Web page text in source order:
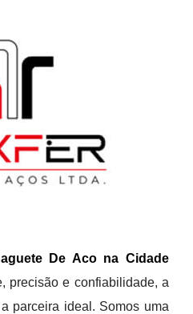
De Aco na Cidade
precisão e confiabilidade, a
parceira ideal. Somos uma